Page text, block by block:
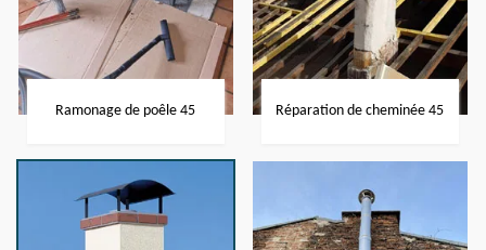
Ramonage de poêle 45 Réparation de cheminée 45